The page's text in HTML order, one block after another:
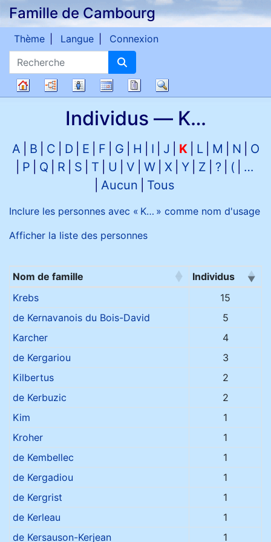
Passer au contenu
Famille de Cambourg
Recherche
Thème Langue Connexion
généalogique
Diagrammes
Listes CalendrierRapports
Individus — K…
A B C D E F G H I J K L M N
O
P
Q R S T U V W X Y Z ? (
…
Aucun
Tous
Inclure les personnes avec « K… » comme nom d'usage
Afficher la liste des personnes
Noms de famille
Nom de famille
Individus
Krebs
15
de Kernavanois du Bois-David
5
Karcher
4
de Kergariou
3
Kilbertus
2
de Kerbuzic
2
Kim
1
Kroher
1
de Kembellec
1
de Kergadiou
1
de Kergrist
1
de Kerleau
1
de Kersauson-Kerjean
1